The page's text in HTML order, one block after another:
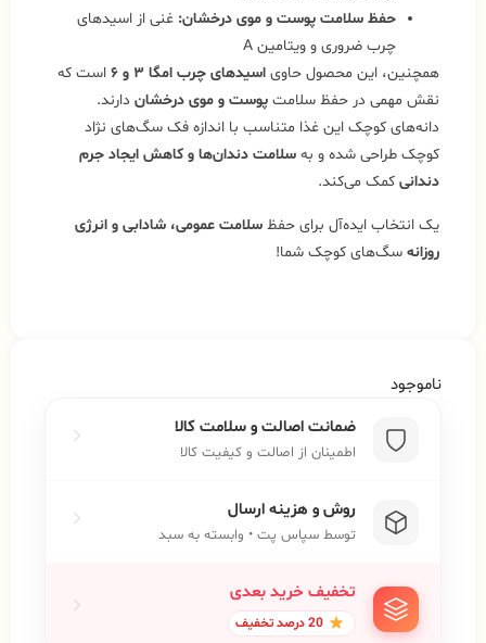
حفظ سلامت پوست و موی درخشان: غنی از اسیدهای
چرب ضروری و ویتامین A
همچنین، این محصول حاوی اسیدهای چرب امگا ۳ و ۶
است که
نقش مهمی در حفظ سلامت پوست و موی درخشان دارند.
دانه‌های کوچک این غذا متناسب با اندازه فک سگ‌های نژاد
کوچک طراحی شده و به سلامت دندان‌ها و کاهش ایجاد جرم
دندانی کمک می‌کند.
یک انتخاب ایده‌آل برای حفظ سلامت عمومی، شادابی و انرژی
روزانه سگ‌های کوچک شما!
ناموجود
ضمانت اصالت و سلامت کالا
اطمینان از اصالت و کیفیت کالا
روش و هزینه ارسال
توسط سپاس پت • وابسته به سبد
تخفیف خرید بعدی
20 درصد تخفیف